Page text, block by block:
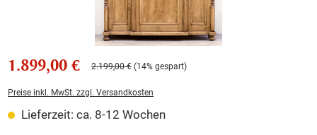
1.899,00 € 2.199,00 € (14% gespart)
Preise inkl. MwSt. zzgl. Versandkosten
Lieferzeit: ca. 8-12 Wochen